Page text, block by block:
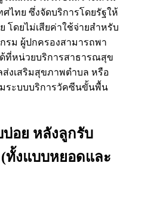
ไทย ซึ่งจัดบริการโดยรัฐให้
โดยไม่เสียค่าใช้จ่ายสำหรับ
ม ผู้ปกครองสามารถพา
ที่หน่วยบริการสาธารณสุข
ส่งเสริมสุขภาพตำบล หรือ
ระบบบริการวัคซีนขั้นพื้น
บ่อย หลังลูกรับ
ทั้งแบบหยอดและ